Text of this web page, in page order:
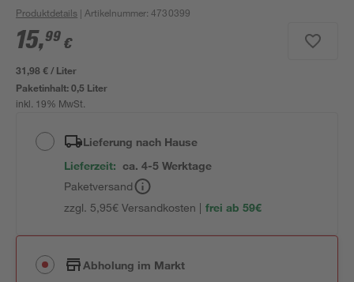
Produktdetails | Artikelnummer:4730399
15,99 €
31,98 € / Liter
Paketinhalt:0,5 Liter
inkl. 19% MwSt.
Lieferung nach Hause
Lieferzeit: ca. 4-5 Werktage
Paketversand
zzgl. 5,95€ Versandkosten | frei ab 59€
Abholung im Markt